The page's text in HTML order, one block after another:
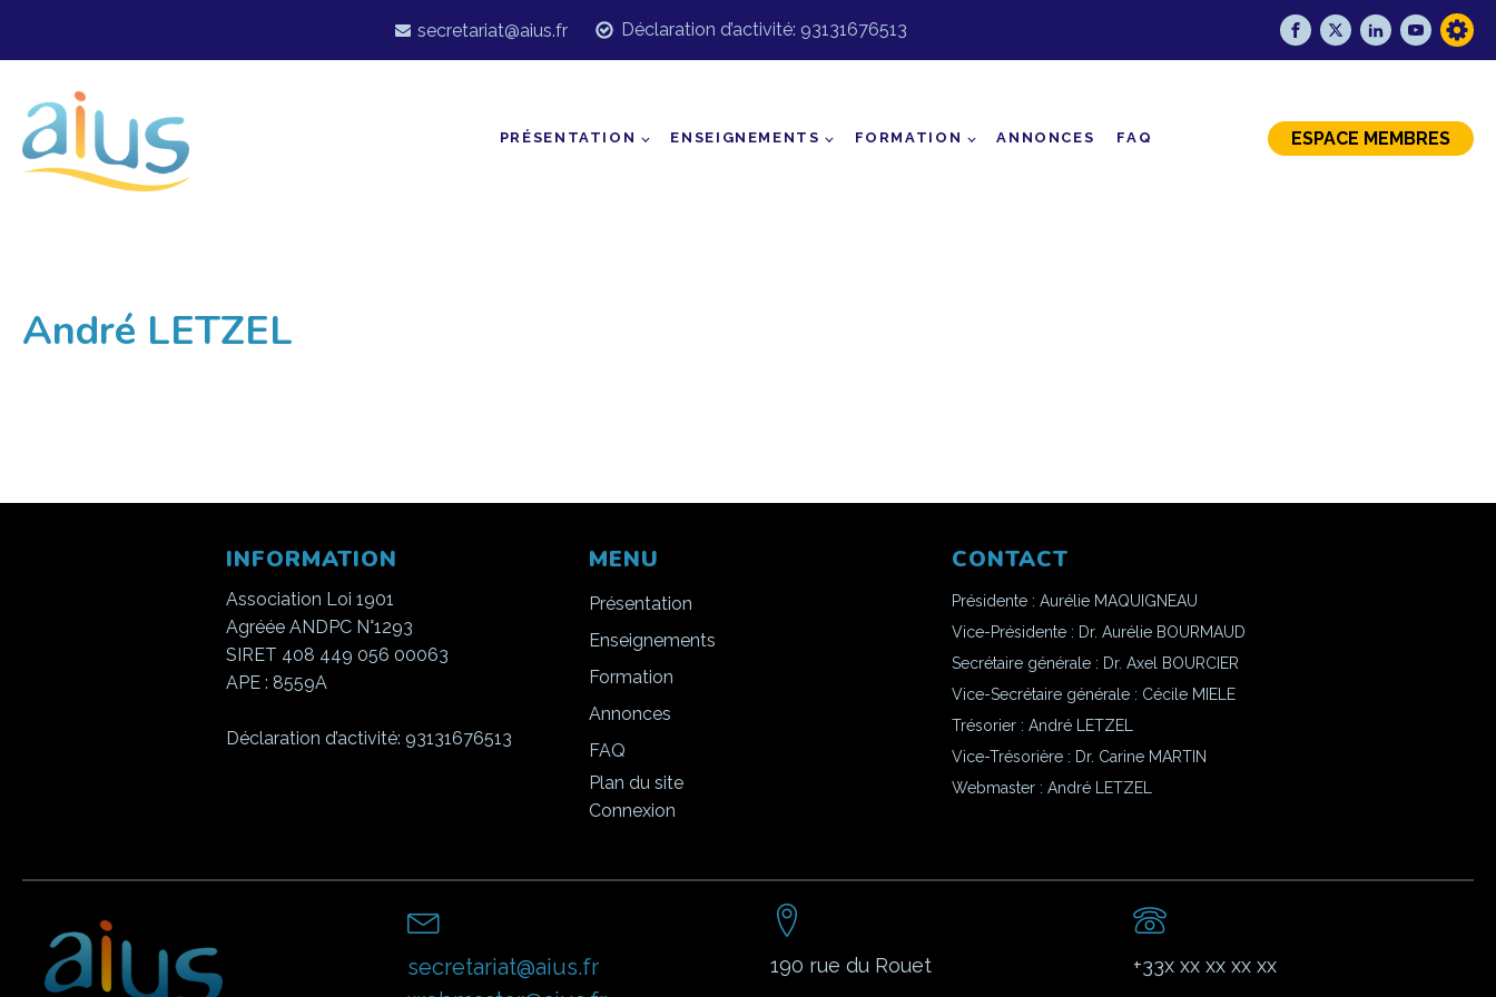
secretariat@aius.fr Déclaration d’activité: 93131676513
PRÉSENTATION ENSEIGNEMENTS FORMATION ANNONCES FAQ ESPACE MEMBRES
André LETZEL
INFORMATION
Association Loi 1901
Agréée ANDPC N°1293
SIRET 408 449 056 00063
APE : 8559A
Déclaration d’activité: 93131676513
MENU
Présentation
Enseignements
Formation
Annonces
FAQ
Plan du site
Connexion
CONTACT
Présidente : Aurélie MAQUIGNEAU
Vice-Présidente : Dr. Aurélie BOURMAUD
Secrétaire générale : Dr. Axel BOURCIER
Vice-Secrétaire générale : Cécile MIELE
Trésorier : André LETZEL
Vice-Trésorière : Dr. Carine MARTIN
Webmaster : André LETZEL
secretariat@aius.fr
190 rue du Rouet +33x xx xx xx xx